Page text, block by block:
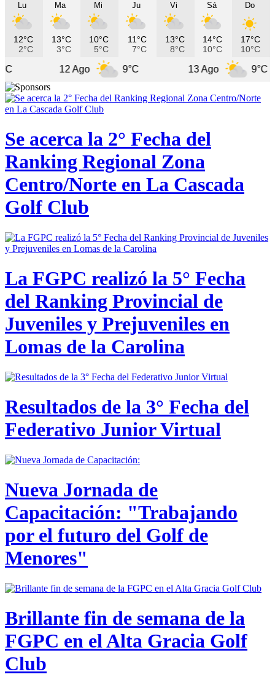
Lu
12°C
2°C
Ma
13°C
3°C
Mi
10°C
5°C
Ju
11°C
7°C
Vi
13°C
8°C
Sá
14°C
10°C
Do
17°C
10°C
9°C 9°C
Se acerca la 2° Fecha del
Ranking Regional Zona
Centro/Norte en La Cascada
Golf Club
La FGPC realizó la 5° Fecha
del Ranking Provincial de
Juveniles y Prejuveniles en
Lomas de la Carolina
Resultados de la 3° Fecha del
Federativo Junior Virtual
Nueva Jornada de
Capacitación: "Trabajando
por el futuro del Golf de
Menores"
Brillante fin de semana de la
FGPC en el Alta Gracia Golf
Club